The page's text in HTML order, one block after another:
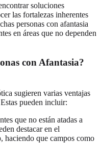
soluciones
las fortalezas inherentes
personas con afantasia
en áreas que no dependen
con Afantasia?
sugieren varias ventajas
pueden incluir:
que no están atadas a
destacar en el
haciendo que campos como